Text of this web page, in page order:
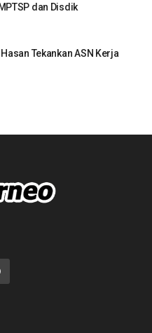
dan Disdik
Tekankan ASN Kerja